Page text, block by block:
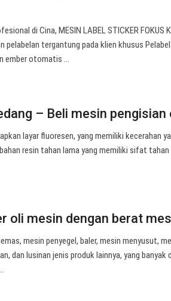
di Cina, MESIN LABEL STICKER FOKUS
pelabelan tergantung pada klien khusus
ember otomatis ...
– Beli mesin pengisian
layar fluoresen, yang memiliki kecerahan
resin tahan lama yang memiliki sifat tahan
oli mesin dengan berat
mesin penyegel, baler, mesin menyusut,
dan lusinan jenis produk lainnya, yang banyak